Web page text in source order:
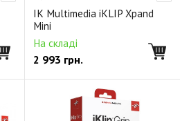
IK Multimedia iKLIP Xpand
Mini
На складі
2 993 грн.